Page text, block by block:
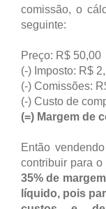
comissão, o
seguinte:
Preço: R$ 50,00
(-) Imposto: R$
(-) Comissões:
(-) Custo de
(=) Margem de
Então
contribuir para
35% de
líquido, pois